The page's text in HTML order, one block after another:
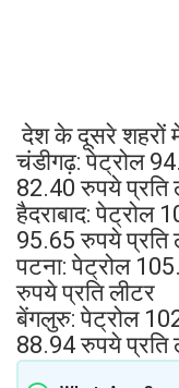
देश के दूसरे शहरों
चंडीगढ़: पेट्रोल
82.40 रुपये प्रति
हैदराबाद:
95.65 रुपये प्रति
पटना: पेट्रोल
रुपये प्रति लीटर
बेंगलुरु: पेट्रोल
88.94 रुपये प्रति